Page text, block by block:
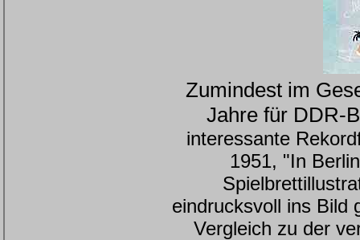
Zumindest im
Jahre für DDR-
interessante
1951, "In
eindrucksvoll ins Bild
Vergleich zu der